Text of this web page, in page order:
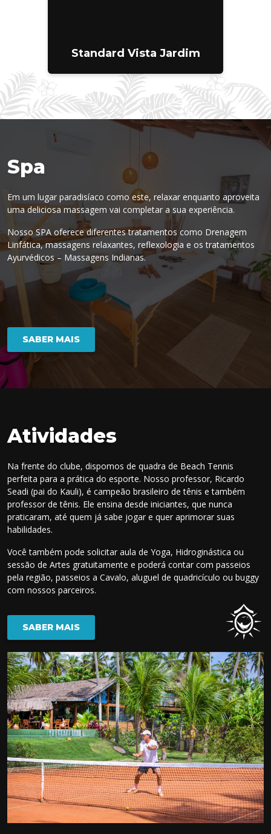
Standard Vista Jardim
Spa
Em um lugar paradisíaco como este, relaxar enquanto aproveita
uma deliciosa massagem vai completar a sua experiência.
Nosso SPA oferece diferentes tratamentos como Drenagem
Linfática, massagens relaxantes, reflexologia e os tratamentos
Ayurvédicos – Massagens Indianas.
SABER MAIS
Atividades
Na frente do clube, dispomos de quadra de Beach Tennis
perfeita para a prática do esporte. Nosso professor, Ricardo
Seadi (pai do Kauli), é campeão brasileiro de tênis e também
professor de tênis. Ele ensina desde iniciantes, que nunca
praticaram, até quem já sabe jogar e quer aprimorar suas
habilidades.
Você também pode solicitar aula de Yoga, Hidroginástica ou
sessão de Artes gratuitamente e poderá contar com passeios
pela região, passeios a Cavalo, aluguel de quadricículo ou buggy
com nossos parceiros.
SABER MAIS